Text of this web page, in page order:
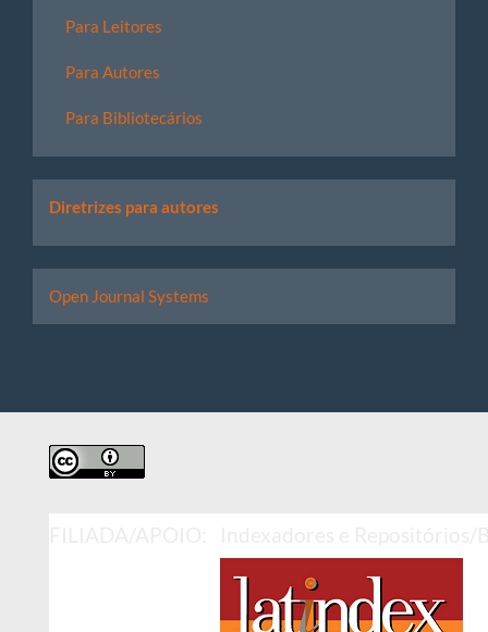
Para Leitores
Para Autores
Para Bibliotecários
Links
úteis
Diretrizes para autores
Desenvolvido
por
Open Journal Systems